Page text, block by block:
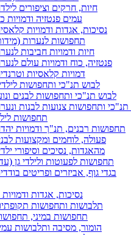
חיות, חרקים וציפורים
עמים פנטזיה ודמויות
נסיכות, אגדות ודמויות
תחפושות לנערות (מידות 12-
חיות ודמויות חביבות
פנטזיה, כוח ודמויות עולם
דמויות קלאסיות
לבוש תנ"כי ותחפושות
לבוש תנ"כי ותחפושות לבנים
ותחפושות צנועות לבנות
תחפושות
תחפושות רבנים, תנ"ך ודמויות
פעולה, לוחמים ומקצועות
מהאגדות, נסיכים וסיפורי
תחפושות לפעוטות ולילדי גן (עד
בגדי גוף, אביזרים ופריטים
נסיכות, אגדות
תלבושות ותחפושות
תחפושות במיני,
הומור, מסיבה ותלבושות